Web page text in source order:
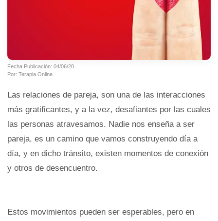
Fecha Publicación: 04/06/20
Por: Terapia Online
Las relaciones de pareja, son una de las interacciones
más gratificantes, y a la vez, desafiantes por las cuales
las personas atravesamos. Nadie nos enseña a ser
pareja, es un camino que vamos construyendo día a
día, y en dicho tránsito, existen momentos de conexión
y otros de desencuentro.
Estos movimientos pueden ser esperables, pero en